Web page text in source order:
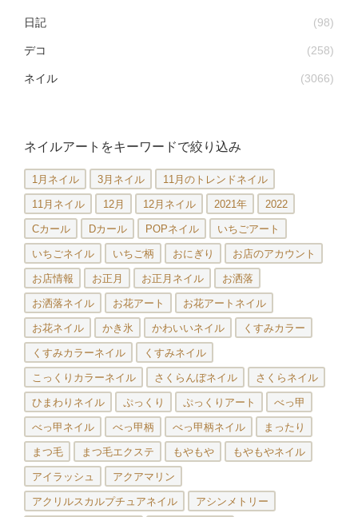
日記 (98)
デコ (258)
ネイル (3066)
ネイルアートをキーワードで絞り込み
1月ネイル 3月ネイル 11月のトレンドネイル
11月ネイル 12月 12月ネイル 2021年 2022
Cカール Dカール POPネイル いちごアート
いちごネイル いちご柄 おにぎり お店のアカウント
お店情報 お正月 お正月ネイル お洒落
お洒落ネイル お花アート お花アートネイル
お花ネイル かき氷 かわいいネイル くすみカラー
くすみカラーネイル くすみネイル
こっくりカラーネイル さくらんぼネイル さくらネイル
ひまわりネイル ぷっくり ぷっくりアート べっ甲
べっ甲ネイル べっ甲柄 べっ甲柄ネイル まったり
まつ毛 まつ毛エクステ もやもや もやもやネイル
アイラッシュ アクアマリン
アクリルスカルプチュアネイル アシンメトリー